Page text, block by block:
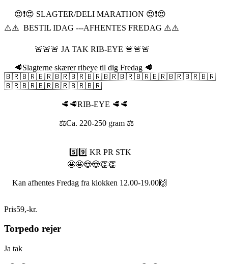
😍❗️😍 SLAGTER/DELI MARATHON 😍❗️😍
⚠️⚠️ BESTIL IDAG ---AFHENTES FREDAG ⚠️⚠️
🚨🚨🚨 JA TAK RIB-EYE 🚨🚨🚨
🥩Slagterne skærer ribeye til dig Fredag 🥩
🇧🇷🇧🇷🇧🇷🇧🇷🇧🇷🇧🇷🇧🇷🇧🇷🇧🇷🇧🇷🇧🇷🇧🇷🇧🇷
🇧🇷🇧🇷🇧🇷🇧🇷🇧🇷🇧🇷
🥩🥩RIB-EYE 🥩🥩
⚖️Ca. 220-250 gram ⚖️
5️⃣9️⃣ KR PR STK
🤩🤩😍😍👏👏
Kan afhentes Fredag fra klokken 12.00-19.00🙌
Pris59,-kr.
Torpedo rejer
Ja tak